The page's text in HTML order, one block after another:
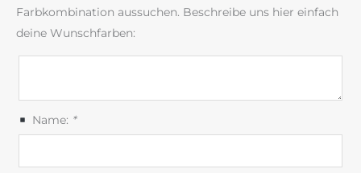
Farbkombination aussuchen. Beschreibe uns hier einfach
deine Wunschfarben:
Name: *